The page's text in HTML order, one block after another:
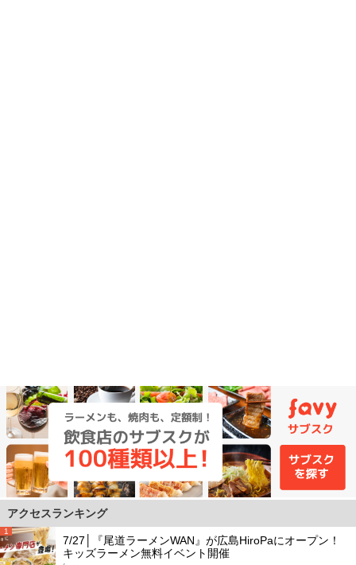
アクセスランキング
1
7/27│『尾道ラーメンWAN』が広島HiroPaにオープン！
キッズラーメン無料イベント開催